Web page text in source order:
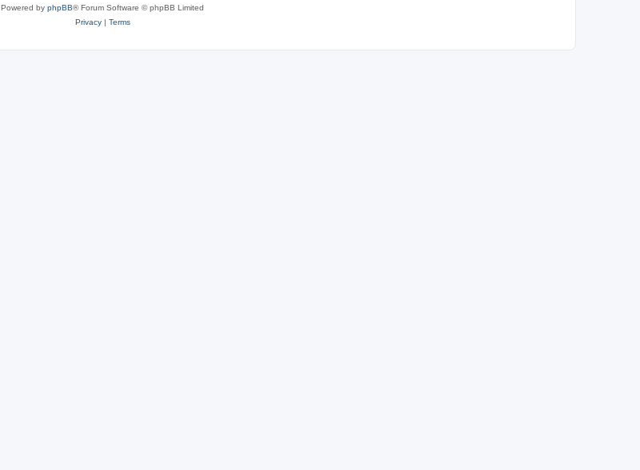
Powered by phpBB® Forum Software © phpBB Limited
Privacy| Terms